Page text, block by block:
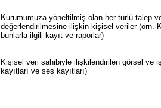
Kurumumuza yöneltilmiş olan her türlü talep
değerlendirilmesine ilişkin kişisel veriler (örn.
bunlarla ilgili kayıt ve raporlar)
Kişisel veri sahibiyle ilişkilendirilen görsel ve
kayıtları ve ses kayıtları)